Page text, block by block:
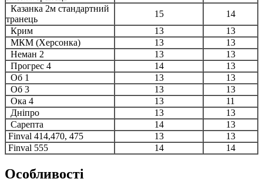
Казанка 2м стандартний
транець
15
14
Крим
13
13
МКМ (Херсонка)
13
13
Неман 2
13
13
Прогрес 4
14
13
Об 1
13
13
Об 3
13
13
Ока 4
13
11
Дніпро
13
13
Сарепта
14
13
Finval 414,470, 475
13
13
Finval 555
14 14
Особливості